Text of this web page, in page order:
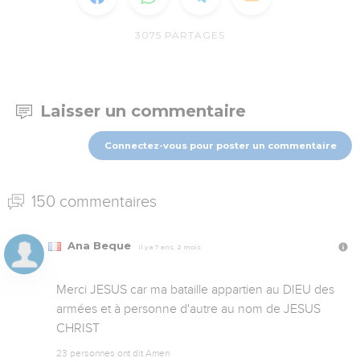
3075 PARTAGES
Laisser un commentaire
Connectez-vous pour poster un commentaire
150 commentaires
Ana Beque Il y a 7 ans, 2 mois
Merci JESUS car ma bataille appartien au DIEU des
armées et à personne d'autre au nom de JESUS
CHRIST
23 personnes ont dit Amen